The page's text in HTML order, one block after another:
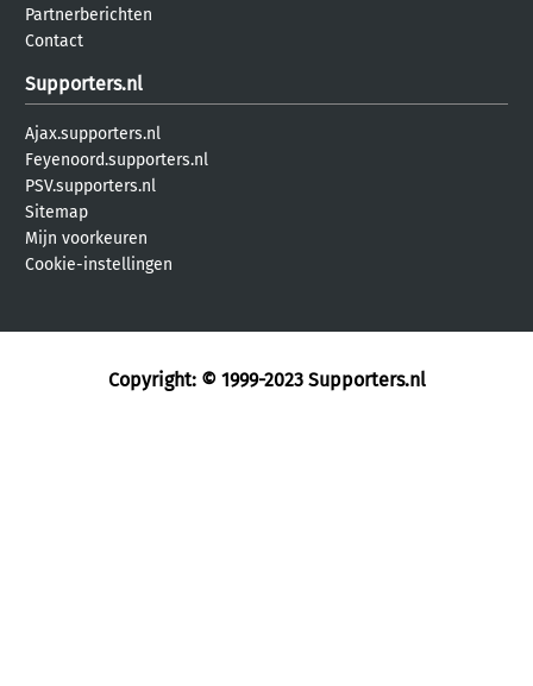
Partnerberichten
Contact
Supporters.nl
Ajax.supporters.nl
Feyenoord.supporters.nl
PSV.supporters.nl
Sitemap
Mijn voorkeuren
Cookie-instellingen
Copyright: © 1999-2023 Supporters.nl